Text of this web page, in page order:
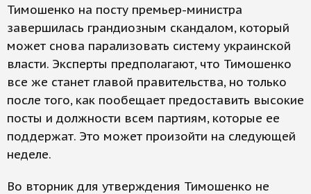
Тимошенко на посту премьер-министра
завершилась грандиозным скандалом, который
может снова парализовать систему украинской
власти. Эксперты предполагают, что Тимошенко
все же станет главой правительства, но только
после того, как пообещает предоставить высокие
посты и должности всем партиям, которые ее
поддержат. Это может произойти на следующей
неделе.
Во вторник для утверждения Тимошенко не